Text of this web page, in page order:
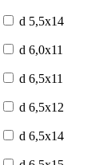
d 5,5x14
d 6,0x11
d 6,5x11
d 6,5x12
d 6,5x14